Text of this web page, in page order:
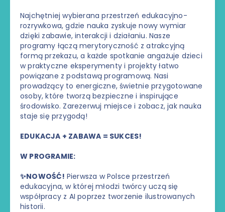
Najchętniej wybierana przestrzeń edukacyjno-
rozrywkowa, gdzie nauka zyskuje nowy wymiar
dzięki zabawie, interakcji i działaniu. Nasze
programy łączą merytoryczność z atrakcyjną
formą przekazu, a każde spotkanie angażuje dzieci
w praktyczne eksperymenty i projekty łatwo
powiązane z podstawą programową. Nasi
prowadzący to energiczne, świetnie przygotowane
osoby, które tworzą bezpieczne i inspirujące
środowisko. Zarezerwuj miejsce i zobacz, jak nauka
staje się przygodą!
EDUKACJA + ZABAWA = SUKCES!
W PROGRAMIE:
✨NOWOŚĆ! Pierwsza w Polsce przestrzeń
edukacyjna, w której młodzi twórcy uczą się
współpracy z AI poprzez tworzenie ilustrowanych
historii.